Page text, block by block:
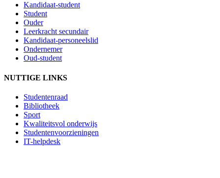
Kandidaat-student
Student
Ouder
Leerkracht secundair
Kandidaat-personeelslid
Ondernemer
Oud-student
NUTTIGE LINKS
Studentenraad
Bibliotheek
Sport
Kwaliteitsvol onderwijs
Studentenvoorzieningen
IT-helpdesk